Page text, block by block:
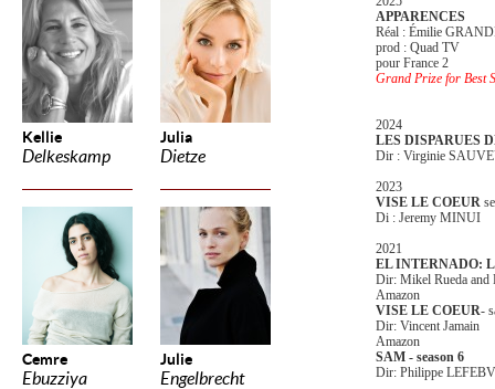
Kellie
Delkeskamp
Julia
Dietze
Cemre
Ebuzziya
Julie
Engelbrecht
APPARENCES
Réal : Émilie
prod : Quad TV
pour France 2
Grand Prize for Best
2024
LES DISPARUES
Dir : Virginie
2023
VISE LE COEUR
Di : Jeremy MINUI
2021
EL INTERNADO:
Dir: Mikel Rueda and
Amazon
VISE LE COEUR-
Dir: Vincent Jamain
Amazon
SAM - season 6
Dir: Philippe